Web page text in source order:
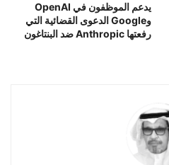
يدعم الموظفون في OpenAI
وGoogle الدعوى القضائية التي
رفعتها Anthropic ضد البنتاغون